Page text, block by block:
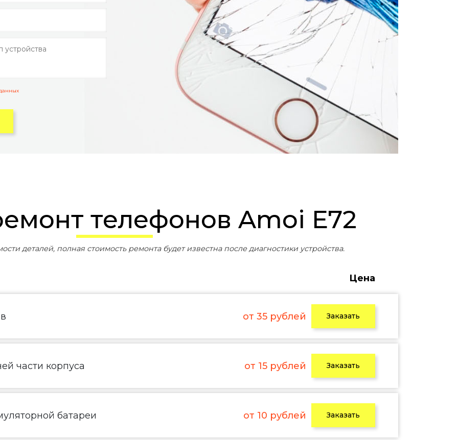
телефонов Amoi E72
деталей, полная стоимость ремонта будет известна после диагностики устройства.
Цена
от 35 рублей Заказать
части корпуса от 15 рублей Заказать
батареи от 10 рублей Заказать